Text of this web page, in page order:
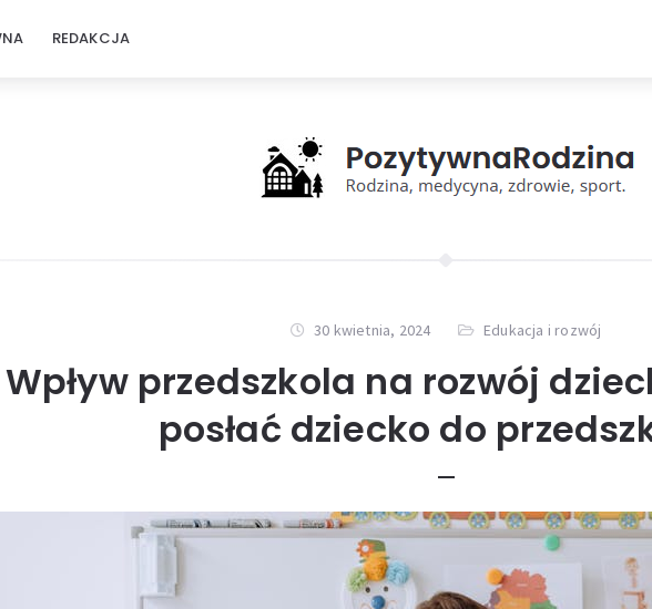
REDAKCJA
30 kwietnia, 2024 Edukacja i rozwój
Wpływ przedszkola na rozwój
posłać dziecko do